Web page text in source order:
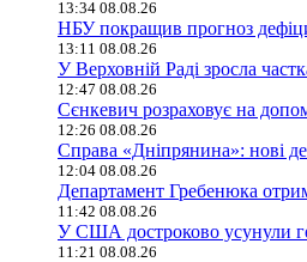
13:34 08.08.26
НБУ покращив прогноз
13:11 08.08.26
У Верховній Раді зросла
12:47 08.08.26
Сєнкевич розраховує на
12:26 08.08.26
Справа «Дніпрянина»: нові
12:04 08.08.26
Департамент Гребенюка
11:42 08.08.26
У США достроково усунули
11:21 08.08.26